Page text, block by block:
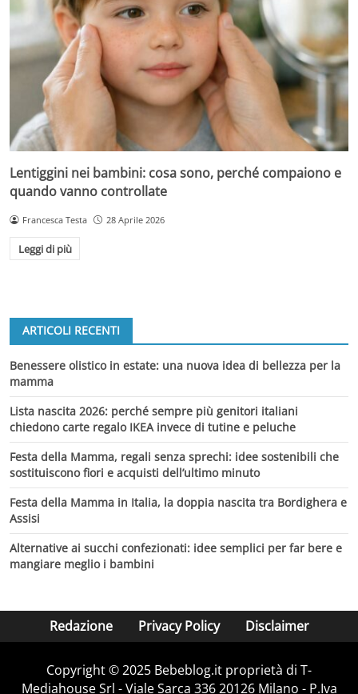
Lentiggini nei bambini: cosa sono, perché compaiono e
quando vanno controllate
Francesca Testa 28 Aprile 2026
Leggi di più
ARTICOLI RECENTI
Benessere olistico in estate: una nuova idea di bellezza per la
mamma
Lista nascita 2026: perché sempre più genitori italiani
chiedono carte regalo IKEA invece di tutine e peluche
Festa della Mamma, regali senza sprechi: idee sostenibili che
sostituiscono fiori e acquisti dell’ultimo minuto
Festa della Mamma in Italia, la doppia nascita tra Bordighera e
Assisi
Alternative ai succhi confezionati: idee semplici per far bere e
mangiare meglio i bambini
Redazione Privacy Policy Disclaimer
Copyright © 2025 Bebeblog.it proprietà di T-
Mediahouse Srl - Viale Sarca 336 20126 Milano - P.Iva